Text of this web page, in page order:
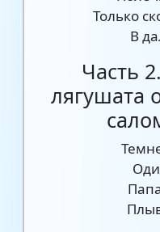
Только
В
Часть
лягушата